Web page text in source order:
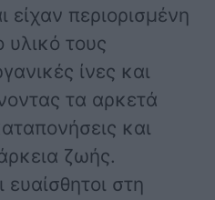
είχαν περιορισμένη
τους
ίνες και
τα αρκετά
και
ζωής.
στη